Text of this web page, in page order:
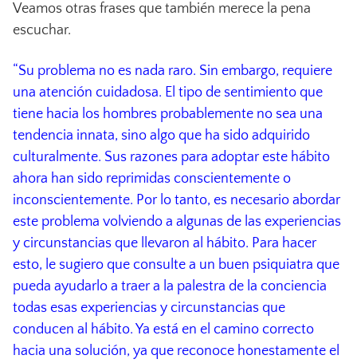
Veamos otras frases que también merece la pena
escuchar.
“Su problema no es nada raro. Sin embargo, requiere
una atención cuidadosa. El tipo de sentimiento que
tiene hacia los hombres probablemente no sea una
tendencia innata, sino algo que ha sido adquirido
culturalmente. Sus razones para adoptar este hábito
ahora han sido reprimidas conscientemente o
inconscientemente. Por lo tanto, es necesario abordar
este problema volviendo a algunas de las experiencias
y circunstancias que llevaron al hábito. Para hacer
esto, le sugiero que consulte a un buen psiquiatra que
pueda ayudarlo a traer a la palestra de la conciencia
todas esas experiencias y circunstancias que
conducen al hábito. Ya está en el camino correcto
hacia una solución, ya que reconoce honestamente el